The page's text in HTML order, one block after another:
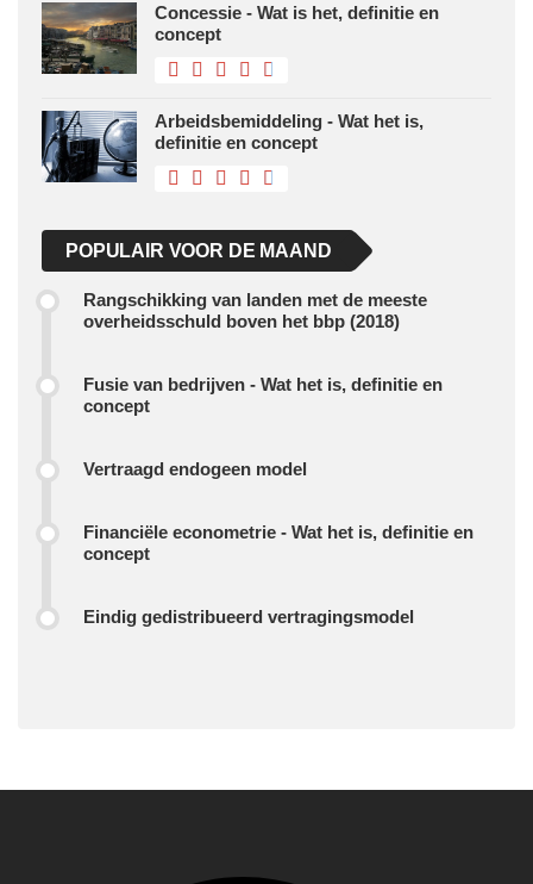
Concessie - Wat is het, definitie en
concept
Arbeidsbemiddeling - Wat het is,
definitie en concept
POPULAIR VOOR DE MAAND
Rangschikking van landen met de meeste
overheidsschuld boven het bbp (2018)
Fusie van bedrijven - Wat het is, definitie en
concept
Vertraagd endogeen model
Financiële econometrie - Wat het is, definitie en
concept
Eindig gedistribueerd vertragingsmodel